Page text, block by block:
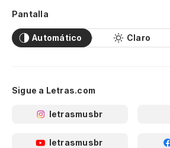
Pantalla
Automático Claro
Sigue a Letras.com
letrasmusbr
letrasmusbr